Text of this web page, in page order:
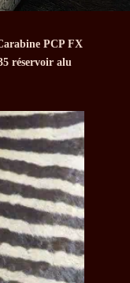
PCP FX
réservoir alu